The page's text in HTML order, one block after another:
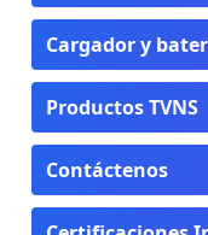
Cargador y
Productos TVNS
Contáctenos